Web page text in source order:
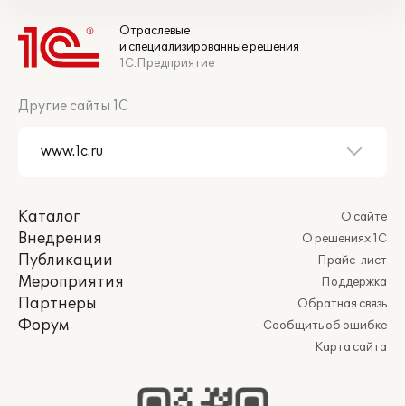
Отраслевые
и специализированные решения
1С:Предприятие
Другие сайты 1С
Каталог
Внедрения
Публикации
Мероприятия
Партнеры
Форум
О сайте
О решениях 1С
Прайс-лист
Поддержка
Обратная связь
Сообщить об ошибке
Карта сайта